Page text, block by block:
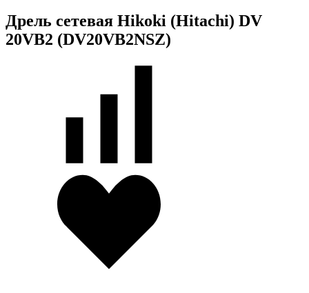
Дрель сетевая Hikoki (Hitachi) DV
20VB2 (DV20VB2NSZ)